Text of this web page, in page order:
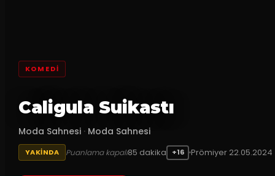
KOMEDI
Caligula Suikastı
Moda Sahnesi · Moda Sahnesi
YAKINDA Puanlama kapalı85 dakika +16 Prömiyer 22.05.2024